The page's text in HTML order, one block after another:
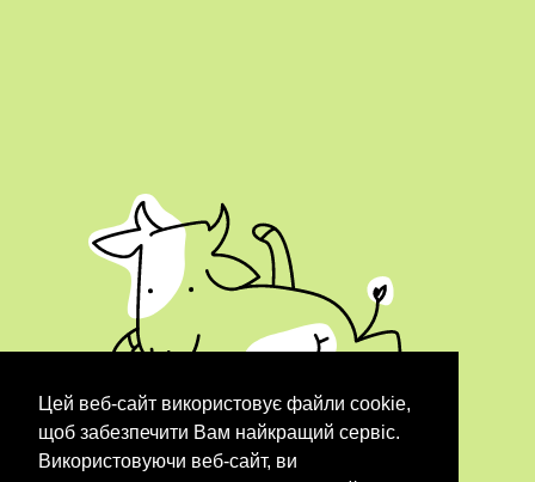
Цей веб-сайт використовує файли cookie,
щоб забезпечити Вам найкращий сервіс.
Використовуючи веб-сайт, ви